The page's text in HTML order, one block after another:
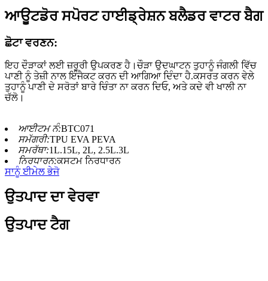
ਆਊਟਡੋਰ ਸਪੋਰਟ ਹਾਈਡ੍ਰੇਸ਼ਨ ਬਲੈਡਰ ਵਾਟਰ ਬੈਗ
ਛੋਟਾ ਵਰਣਨ:
ਇਹ ਦੌੜਾਕਾਂ ਲਈ ਜ਼ਰੂਰੀ ਉਪਕਰਣ ਹੈ।ਚੌੜਾ ਉਦਘਾਟਨ ਤੁਹਾਨੂੰ ਜੰਗਲੀ ਵਿੱਚ
ਪਾਣੀ ਨੂੰ ਤੇਜ਼ੀ ਨਾਲ ਇੰਜੈਕਟ ਕਰਨ ਦੀ ਆਗਿਆ ਦਿੰਦਾ ਹੈ.ਕਸਰਤ ਕਰਨ ਵੇਲੇ
ਤੁਹਾਨੂੰ ਪਾਣੀ ਦੇ ਸਰੋਤਾਂ ਬਾਰੇ ਚਿੰਤਾ ਨਾ ਕਰਨ ਦਿਓ, ਅਤੇ ਕਦੇ ਵੀ ਖਾਲੀ ਨਾ
ਚੱਲੋ।
ਆਈਟਮ ਨੰ:BTC071
ਸਮੱਗਰੀ:TPU EVA PEVA
ਸਮਰੱਥਾ:1L.15L, 2L, 2.5L.3L
ਨਿਰਧਾਰਨ:ਕਸਟਮ ਨਿਰਧਾਰਨ
ਸਾਨੂੰ ਈਮੇਲ ਭੇਜੋ
ਉਤਪਾਦ ਦਾ ਵੇਰਵਾ
ਉਤਪਾਦ ਟੈਗ